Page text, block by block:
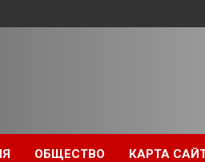
ОБЩЕСТВО КАРТА